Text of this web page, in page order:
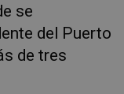
se
del Puerto
de tres